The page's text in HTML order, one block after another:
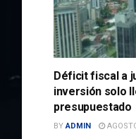
Déficit fiscal a
inversión solo
presupuestado
BY ADMIN